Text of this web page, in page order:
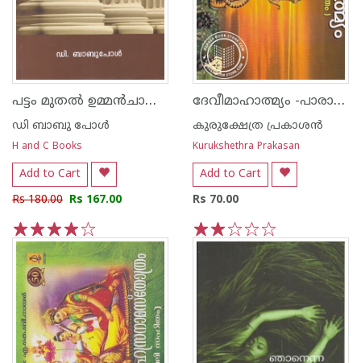
പട്ടം മുതല്‍ ഉമ്മ‌ന്‍‌ചാണ്ടി വരെ
ഡി ബാബു പോള്‍
H and C Books
Add to Cart
Rs 180.00 Rs 167.00
5
4
3
2
1
ദേവീമാഹാത്മ്യം -പാരായണവിധിസഹിതം
കുരുക്ഷേത്ര പ്രകാശന്‍
Kurukshethra Prakasan
Add to Cart
Rs 70.00
5
4
3
2
1